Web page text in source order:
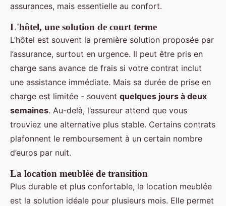
assurances, mais essentielle au confort.
L'hôtel, une solution de court terme
L’hôtel est souvent la première solution proposée par
l’assurance, surtout en urgence. Il peut être pris en
charge sans avance de frais si votre contrat inclut
une assistance immédiate. Mais sa durée de prise en
charge est limitée - souvent quelques jours à deux
semaines. Au-delà, l’assureur attend que vous
trouviez une alternative plus stable. Certains contrats
plafonnent le remboursement à un certain nombre
d’euros par nuit.
La location meublée de transition
Plus durable et plus confortable, la location meublée
est la solution idéale pour plusieurs mois. Elle permet